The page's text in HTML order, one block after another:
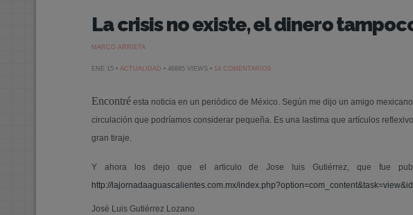
La crisis no existe, el dinero
MARCO ARRIETA
ENE 15 • ACTUALIDAD • 46885 VIEWS • 14 COMENTARIOSEN
EXISTE,
DINERO
Encontré esta noticia en un periódico de México. Según me dijo un amigo
circulación que podríamos considerar pequeña. Es una lastima que artículos
gran tiraje.
Y ahora los dejo que el articulo de Jose luis Gutiérrez, que fue
http://lajornadaaguascalientes.com.mx/
José Luis Gutiérrez Lozano